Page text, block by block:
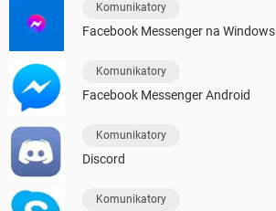
Komunikatory
Facebook Messenger na Windows
Komunikatory
Facebook Messenger Android
Komunikatory
Discord
Komunikatory